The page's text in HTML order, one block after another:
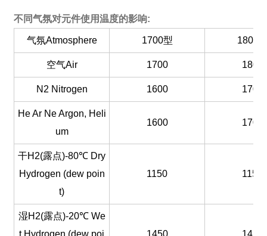
不同气氛对元件使用温度的影响:
气氛Atmosphere 1700型 1800
空气Air 1700 1800
N2 Nitrogen 1600 1700
He Ar Ne Argon, Heli
um
1600 1700
干H2(露点)-80℃ Dry
Hydrogen (dew poin
t)
1150 1150
湿H2(露点)-20℃ We
t Hydrogen (dew poi
1450 1450